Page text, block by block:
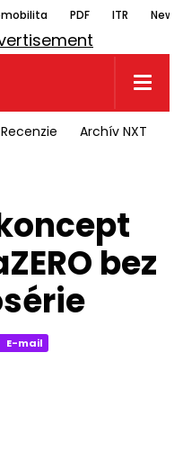
PDF ITR
Recenzie Archív NXT
bez
E-mail